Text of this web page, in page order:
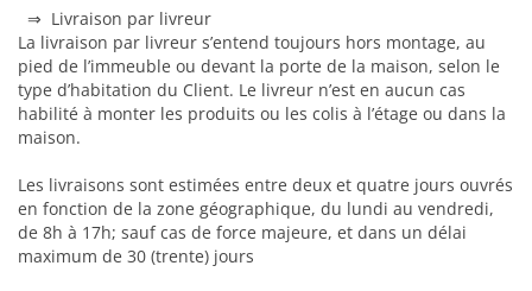
⇒ Livraison par livreur
La livraison par livreur s’entend toujours hors montage, au
pied de l’immeuble ou devant la porte de la maison, selon le
type d’habitation du Client. Le livreur n’est en aucun cas
habilité à monter les produits ou les colis à l’étage ou dans la
maison.
Les livraisons sont estimées entre deux et quatre jours ouvrés
en fonction de la zone géographique, du lundi au vendredi,
de 8h à 17h; sauf cas de force majeure, et dans un délai
maximum de 30 (trente) jours